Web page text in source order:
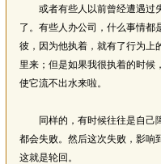
或者有些人以前曾经遭遇过失
了。有些人办公司，什么事情都
彼，因为他执着，就有了行为上
里来；但是如果我很执着的时候
使它流不出水来啦。
同样的，有时候往往是自己障
都会失败。然后这次失败，影响
这就是轮回。